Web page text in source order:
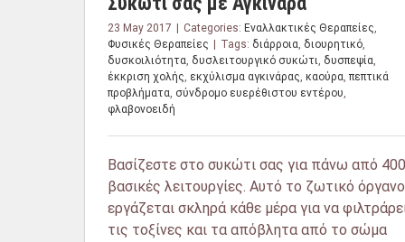
23 May 2017 Categories: Εναλλακτικές Θεραπείες,
Φυσικές Θεραπείες
Tags: διάρροια, διουρητικό,
δυσκοιλιότητα, δυσλειτουργικό συκώτι, δυσπεψία,
έκκριση χολής, εκχύλισμα αγκινάρας, καούρα,πεπτικά
προβλήματα, σύνδρομο ευερέθιστου εντέρου,
φλαβονοειδή
Βασίζεστε στο συκώτι σας για πάνω από 400
βασικές λειτουργίες. Αυτό το ζωτικό όργανο
εργάζεται σκληρά κάθε μέρα για να
τις τοξίνες και τα απόβλητα από το σώμα